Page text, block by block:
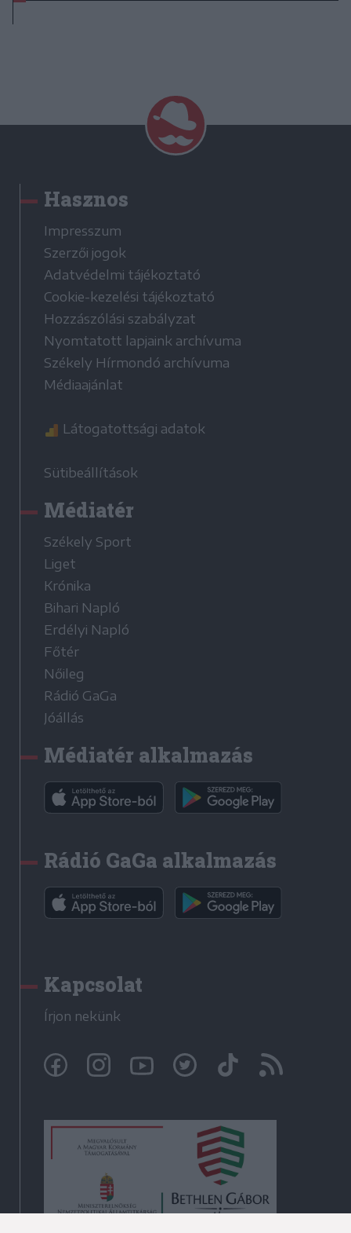
Hasznos
Impresszum
Szerzői jogok
Adatvédelmi tájékoztató
Cookie-kezelési tájékoztató
Hozzászólási szabályzat
Nyomtatott lapjaink archívuma
Székely Hírmondó archívuma
Médiaajánlat
Látogatottsági adatok
Sütibeállítások
Médiatér
Székely Sport
Liget
Krónika
Bihari Napló
Erdélyi Napló
Főtér
Nőileg
Rádió GaGa
Jóállás
Médiatér alkalmazás
Rádió GaGa alkalmazás
Kapcsolat
Írjon nekünk